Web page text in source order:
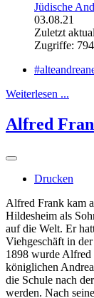
Jüdische
03.08.21
Zuletzt
Zugriffe: 794
Weiterlesen ...
Alfred
Drucken
Alfred Frank kam
Hildesheim als
auf die Welt. Er
Viehgeschäft in
1898 wurde Alfred
königlichen
die Schule nach
werden. Nach